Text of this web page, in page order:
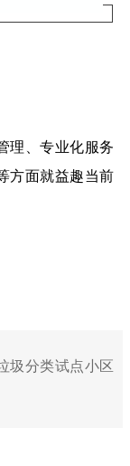
理、专业化服务
方面就益趣当前
圾分类试点小区